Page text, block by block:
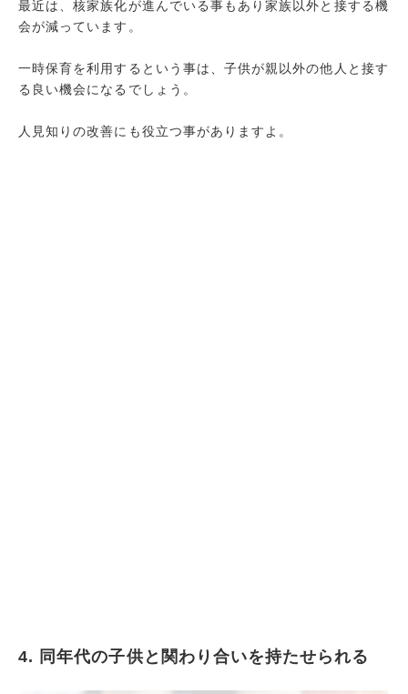
最近は、核家族化が進んでいる事もあり家族以外と接する機
会が減っています。
一時保育を利用するという事は、子供が親以外の他人と接す
る良い機会になるでしょう。
人見知りの改善にも役立つ事がありますよ。
4. 同年代の子供と関わり合いを持たせられる